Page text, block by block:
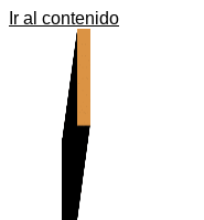
Ir al contenido